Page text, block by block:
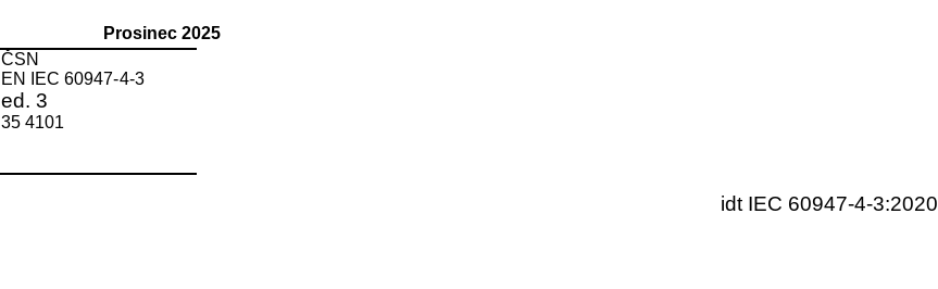
Prosinec 2025
ČSN
EN IEC 60947-4-3
ed. 3
35 4101
idt IEC 60947-4-3:2020